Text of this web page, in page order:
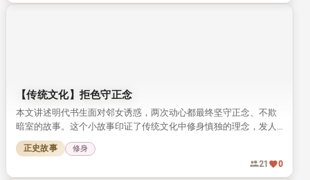
【传统文化】拒色守正念
本文讲述明代书生面对邻女诱惑，两次动心都最终坚守正念、不欺
暗室的故事。这个小故事印证了传统文化中修身慎独的理念，发人
深省。
正史故事 修身
21 0